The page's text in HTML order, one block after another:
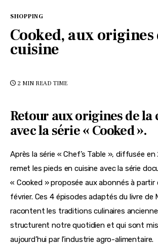
SHOPPING
Cooked, aux origines
cuisine
2 MIN READ TIME
Retour aux origines de la
avec la série « Cooked ».
Après la série « Chef’s Table », diffusée
remet les pieds en cuisine avec la série
« Cooked » proposée aux abonnés à partir
février. Ces 4 épisodes adaptés du livre de
racontent les traditions culinaires
structurent notre quotidien et qui sont
aujourd’hui par l’industrie agro-alimentaire.